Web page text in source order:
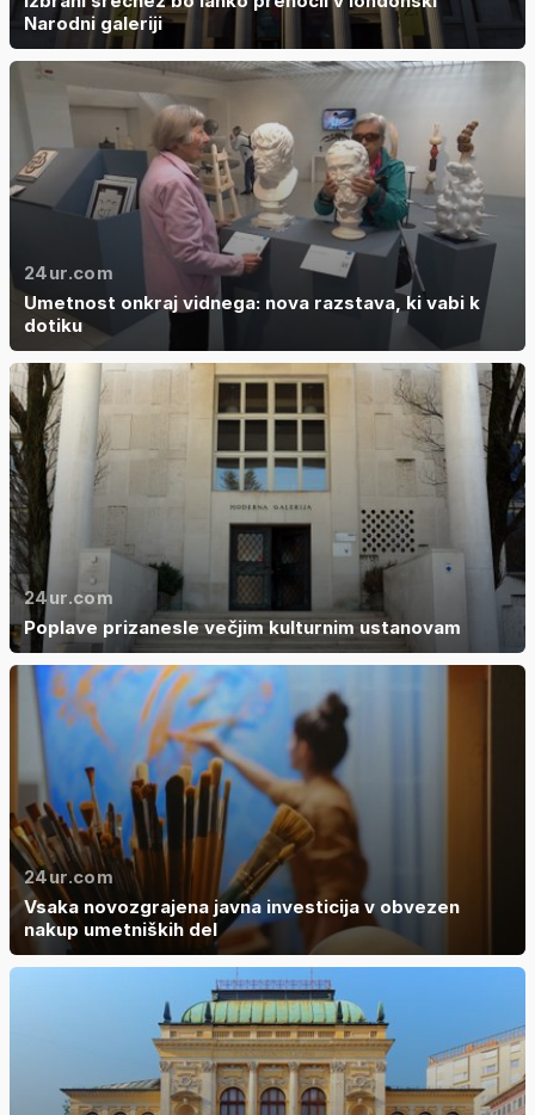
Narodni galeriji
24ur.com
Umetnost onkraj vidnega: nova razstava, ki vabi k
dotiku
24ur.com
Poplave prizanesle večjim kulturnim ustanovam
24ur.com
Vsaka novozgrajena javna investicija v obvezen
nakup umetniških del